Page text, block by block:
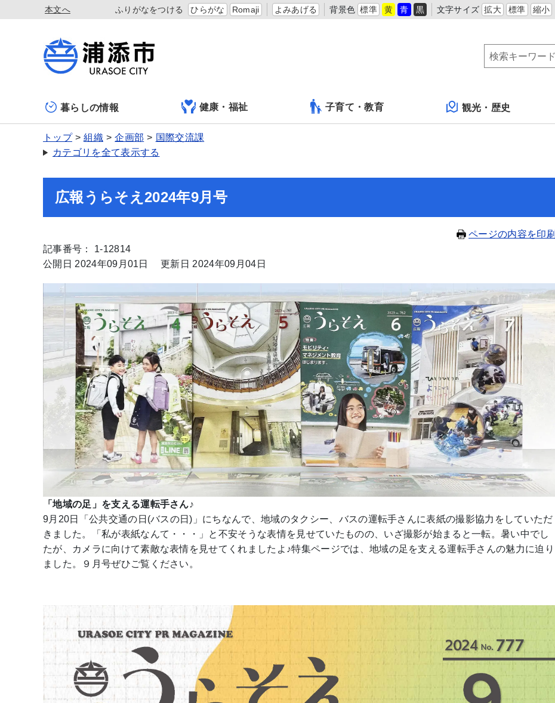
本文へ ふりがなをつける ひらがな Romaji よみあげる 背景色 標準 黄 青 黒 文字サイズ 拡大 標準 縮小
暮らしの情報 健康・福祉 子育て・教育 観光・歴史
トップ 組織 企画部
国際交流課
カテゴリを全て表示する
広報うらそえ2024年9月号
ページの内容を印刷
記事番号： 1-12814
公開日 2024年09月01日
更新日 2024年09月04日
「地域の足」を支える運転手さん♪
9月20日「公共交通の日(バスの日)」にちなんで、地域のタクシー、バスの運転手さんに表紙の撮影協力をしていただ
きました。「私が表紙なんて・・・」と不安そうな表情を見せていたものの、いざ撮影が始まると一転。暑い中でし
たが、カメラに向けて素敵な表情を見せてくれましたよ♪特集ページでは、地域の足を支える運転手さんの魅力に迫り
ました。９月号ぜひご覧ください。